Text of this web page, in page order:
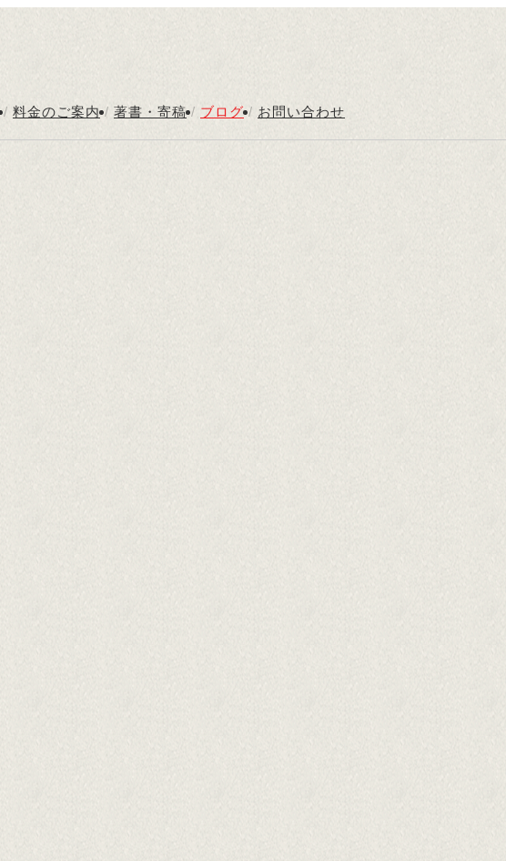
/ 料金のご案内 / 著書・寄稿 / ブログ / お問い合わせ